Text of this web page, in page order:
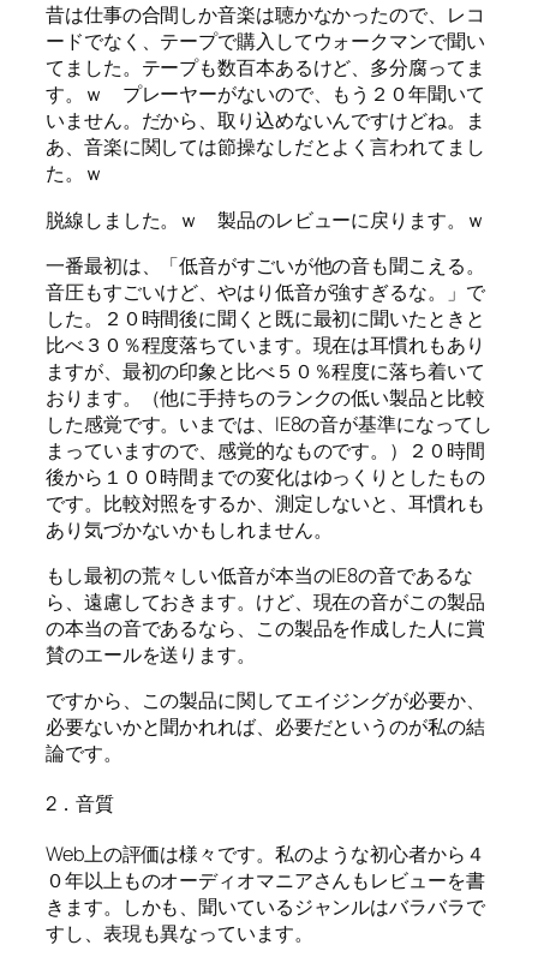
昔は仕事の合間しか音楽は聴かなかったので、レコ
ードでなく、テープで購入してウォークマンで聞い
てました。テープも数百本あるけど、多分腐ってま
す。ｗ プレーヤーがないので、もう２０年聞いて
いません。だから、取り込めないんですけどね。ま
あ、音楽に関しては節操なしだとよく言われてまし
た。ｗ
脱線しました。ｗ 製品のレビューに戻ります。ｗ
一番最初は、「低音がすごいが他の音も聞こえる。
音圧もすごいけど、やはり低音が強すぎるな。」で
した。２０時間後に聞くと既に最初に聞いたときと
比べ３０％程度落ちています。現在は耳慣れもあり
ますが、最初の印象と比べ５０％程度に落ち着いて
おります。（他に手持ちのランクの低い製品と比較
した感覚です。いまでは、IE8の音が基準になってし
まっていますので、感覚的なものです。）２０時間
後から１００時間までの変化はゆっくりとしたもの
です。比較対照をするか、測定しないと、耳慣れも
あり気づかないかもしれません。
もし最初の荒々しい低音が本当のIE8の音であるな
ら、遠慮しておきます。けど、現在の音がこの製品
の本当の音であるなら、この製品を作成した人に賞
賛のエールを送ります。
ですから、この製品に関してエイジングが必要か、
必要ないかと聞かれれば、必要だというのが私の結
論です。
2．音質
Web上の評価は様々です。私のような初心者から４
０年以上ものオーディオマニアさんもレビューを書
きます。しかも、聞いているジャンルはバラバラで
すし、表現も異なっています。